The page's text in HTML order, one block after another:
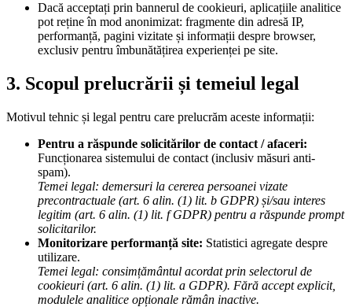
Dacă acceptați prin bannerul de cookieuri, aplicațiile analitice
pot reține în mod anonimizat: fragmente din adresă IP,
performanță, pagini vizitate și informații despre browser,
exclusiv pentru îmbunătățirea experienței pe site.
3. Scopul prelucrării și temeiul legal
Motivul tehnic și legal pentru care prelucrăm aceste informații:
Pentru a răspunde solicitărilor de contact / afaceri:
Funcționarea sistemului de contact (inclusiv măsuri anti-
spam).
Temei legal: demersuri la cererea persoanei vizate
precontractuale (art. 6 alin. (1) lit. b GDPR) și/sau interes
legitim (art. 6 alin. (1) lit. f GDPR) pentru a răspunde prompt
solicitarilor.
Monitorizare performanță site: Statistici agregate despre
utilizare.
Temei legal: consimțământul acordat prin selectorul de
cookieuri (art. 6 alin. (1) lit. a GDPR). Fără accept explicit,
modulele analitice opționale rămân inactive.